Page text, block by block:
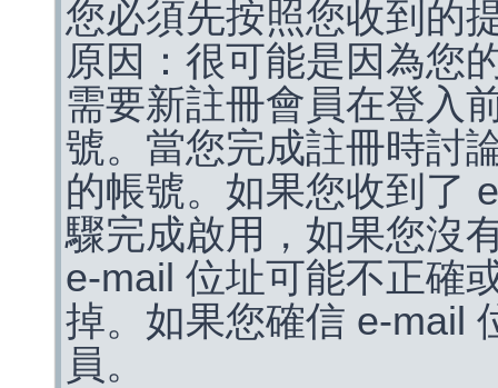
您必須先按照您收到的
原因：很可能是因為您
需要新註冊會員在登入
號。當您完成註冊時討
的帳號。如果您收到了
驟完成啟用，如果您沒
e-mail 位址可能不正確
掉。如果您確信 e-mail
員。